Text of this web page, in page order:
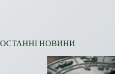
ОСТАННІ НОВИНИ